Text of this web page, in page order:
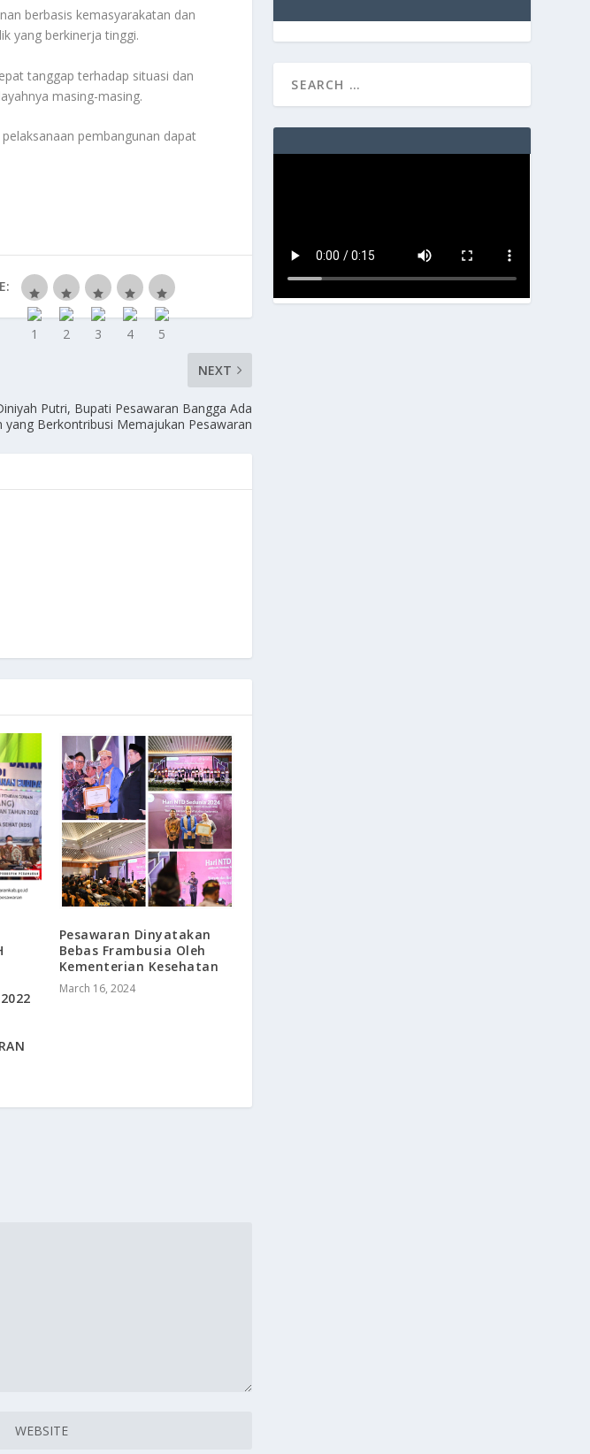
berbasis kemasyarakatan dan
yang berkinerja tinggi.
tanggap terhadap situasi dan
masing-masing.
pembangunan dapat
NEXT
Putri, Bupati Pesawaran Bangga Ada
yang Berkontribusi Memajukan Pesawaran
Pesawaran Dinyatakan
Bebas Frambusia Oleh
Kementerian Kesehatan
March 16, 2024